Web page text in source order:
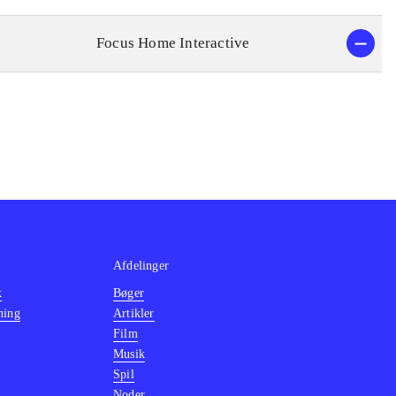
Focus Home Interactive
Afdelinger
Bøger
Artikler
Film
Musik
Spil